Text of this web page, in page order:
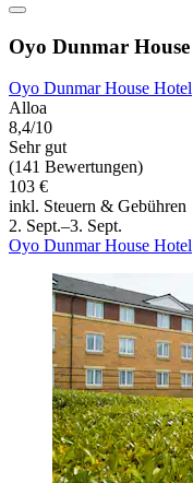
Oyo Dunmar
Oyo Dunmar House Hotel
Alloa
8,4/10
Sehr gut
(141 Bewertungen)
103 €
inkl. Steuern & Gebühren
2. Sept.–3. Sept.
Oyo Dunmar House Hotel